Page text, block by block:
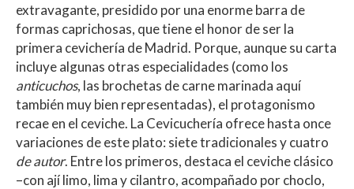
extravagante, presidido por una enorme barra de
formas caprichosas, que tiene el honor de ser la
primera cevichería de Madrid. Porque, aunque su carta
incluye algunas otras especialidades (como los
anticuchos, las brochetas de carne marinada aquí
también muy bien representadas), el protagonismo
recae en el ceviche. La Cevicuchería ofrece hasta once
variaciones de este plato: siete tradicionales y cuatro
de autor. Entre los primeros, destaca el ceviche clásico
–con ají limo, lima y cilantro, acompañado por choclo,